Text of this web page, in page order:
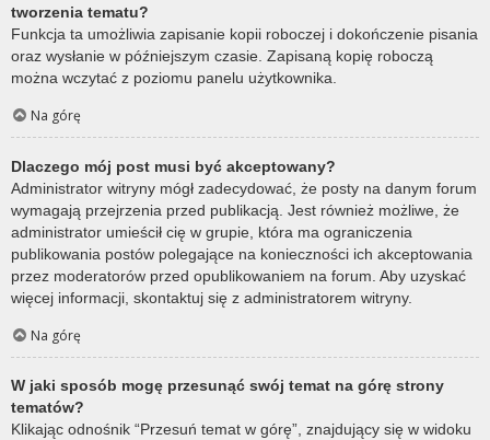
tworzenia tematu?
Funkcja ta umożliwia zapisanie kopii roboczej i dokończenie pisania
oraz wysłanie w późniejszym czasie. Zapisaną kopię roboczą
można wczytać z poziomu panelu użytkownika.
Na górę
Dlaczego mój post musi być akceptowany?
Administrator witryny mógł zadecydować, że posty na danym forum
wymagają przejrzenia przed publikacją. Jest również możliwe, że
administrator umieścił cię w grupie, która ma ograniczenia
publikowania postów polegające na konieczności ich akceptowania
przez moderatorów przed opublikowaniem na forum. Aby uzyskać
więcej informacji, skontaktuj się z administratorem witryny.
Na górę
W jaki sposób mogę przesunąć swój temat na górę strony
tematów?
Klikając odnośnik “Przesuń temat w górę”, znajdujący się w widoku